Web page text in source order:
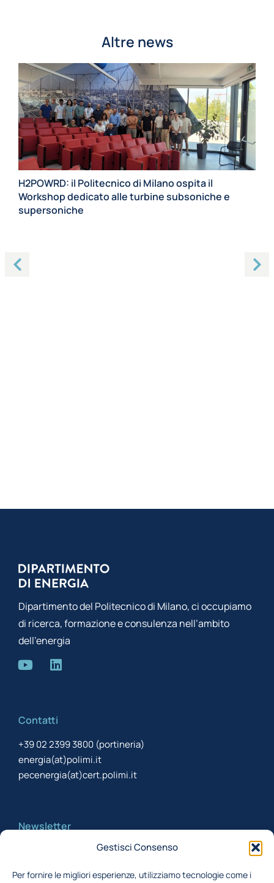
Gestisci Consenso
Per fornire le migliori esperienze, utilizziamo tecnologie come i
Altre news
H2POWRD: il Politecnico di Milano ospita il
Workshop dedicato alle turbine subsoniche e
supersoniche
Dipartimento del Politecnico di Milano, ci occupiamo
di ricerca, formazione e consulenza nell’ambito
dell’energia
Contatti
+39 02 2399 3800 (portineria)
energia(at)polimi.it
pecenergia(at)cert.polimi.it
Newsletter
Iscriviti alla newsletter per rimanere aggiornato